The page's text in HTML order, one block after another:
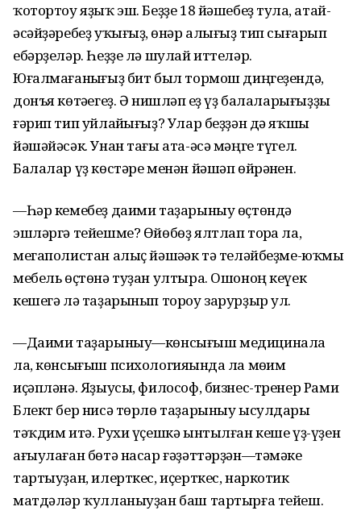
ҡотортоу яҙыҡ эш. Беҙҙе 18 йәшебеҙ тулһа, атай-
әсәйҙәребеҙ уҡығыҙ, һөнәр алығыҙ тип сығарып
ебәрҙеләр. Һеҙҙе лә шулай иттеләр.
Юғалмағанһығыҙ бит был тормош диңгеҙендә,
донъя көтәһегеҙ. Ә нишләп һеҙ үҙ балаларығыҙҙы
ғәрип тип уйлайһығыҙ? Улар беҙҙән дә яҡшы
йәшәйәсәк. Унан тағы ата-әсә мәңге түгел.
Балалар үҙ көстәре менән йәшәп өйрәнһен.
—Һәр кемебеҙ даими таҙарыныу өҫтөндә
эшләргә тейешме? Өйөбөҙ ялтлап торһа ла,
мегаполистан алыҫ йәшәһәк тә теләйбеҙме-юҡмы
мебель өҫтөнә туҙан ултыра. Ошоноң кеүек
кешегә лә таҙарынып тороу зарурҙыр ул.
—Даими таҙарыныу—көнсығыш медицинала
ла, көнсығыш психологияһында ла мөһим
иҫәпләнә. Яҙыусы, философ, бизнес-тренер Рами
Блект бер нисә төрлө таҙарыныу ысулдары
тәҡдим итә. Рухи үҫешкә ынтылған кеше үҙ-үҙен
ағыулаған бөтә насар ғәҙәттәрҙән—тәмәке
тартыуҙан, илерткес, иҫерткес, наркотик
матдәләр ҡулланыуҙан баш тартырға тейеш.